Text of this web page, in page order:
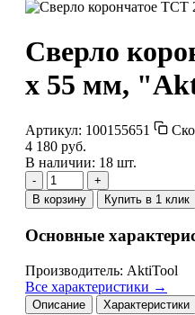
Сверло
x 55 мм,
Артикул: 100155651
4 180 руб.
В наличии: 18 шт.
-
+
В корзину
Купить в 1 клик
Основные
Производитель: AktiTool
Все характеристики →
Описание Характеристики